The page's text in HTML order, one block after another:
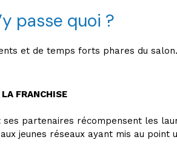
passe quoi ?
et de temps forts phares du
FRANCHISE
partenaires récompensent les
jeunes réseaux ayant mis au point